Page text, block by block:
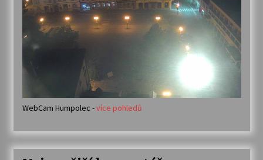
WebCam Humpolec -více pohledů